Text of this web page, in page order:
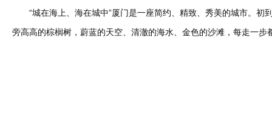
“城在海上、海在城中”厦门是一座简约、精致、秀美的城市。初
旁高高的棕榈树，蔚蓝的天空、清澈的海水、金色的沙滩，每走一步